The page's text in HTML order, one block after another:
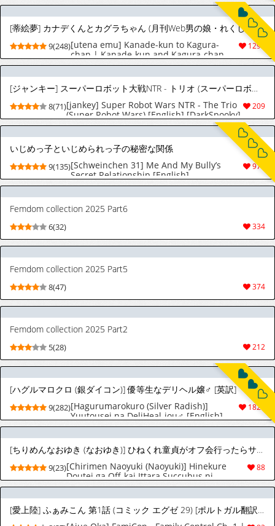
[蒂絵夢] カナデくんとカグラちゃん (月刊Web男の娘・れくしょんッ！S Vol.111) [英訳] [DL版]
1292
9(248)[utena emu] Kanade-kun to Kagura-
chan | Kanade-kun and Kagura-chan
(Gekkan Web Otoko no Ko-llection! S Vol.
111) [English] [Digital]
[ジャンキー] スーパーロボット大戦NTR - トリオ (スーパーロボット大戦) [英訳]
209
8(71)[jankey] Super Robot Wars NTR - The Trio
(Super Robot Wars) [English] [DarkSpooky]
いじめっ子といじめられっ子の秘密な関係
978
9(135)[Schweinchen 31] Me And My Bully’s
Secret Relationship [English]
Femdom collection 2025 Part6
334
6(32)
Femdom collection 2025 Part5
374
8(47)
Femdom collection 2025 Part2
212
5(28)
[ハグルマロクロ (銀ダイコン)] 優等生なデリヘル嬢♂ [英訳]
1820
9(282)[Hagurumarokuro (Silver Radish)]
Yuutousei na DeliHeal-jou♂ [English]
[mysterymeat3]
[ちりめんなおゆき (なおゆき)] ひねくれ童貞がオフ会行ったらサキュバスにおちんちん挿入告白(プロポーズ)しちゃった話 [スペイン翻訳] [DL版]
88
9(23)[Chirimen Naoyuki (Naoyuki)] Hinekure
Doutei ga Off-kai Ittara Succubus ni
Ochinchin Propose Shichatta Hanashi｜La
Historia de un Virgen Resentido que Fue a
una Reunión Offline con una Súcubo
[Spanish] [ZeriiFawny Scan] [Digital]
[愛上陸] ふぁみこん 第1話 (コミック エグゼ 29) [ポルトガル翻訳] [無修正] [DL版]